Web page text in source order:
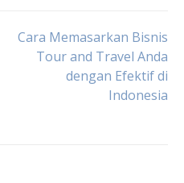
Cara Memasarkan Bisnis
Tour and Travel Anda
dengan Efektif di
Indonesia